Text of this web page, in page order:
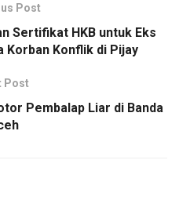
Post
Sertifikat HKB untuk Eks
Korban Konflik di Pijay
Post
Pembalap Liar di Banda